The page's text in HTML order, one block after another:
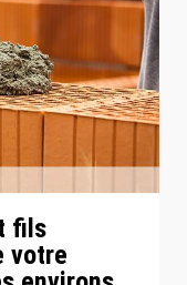
fils
votre